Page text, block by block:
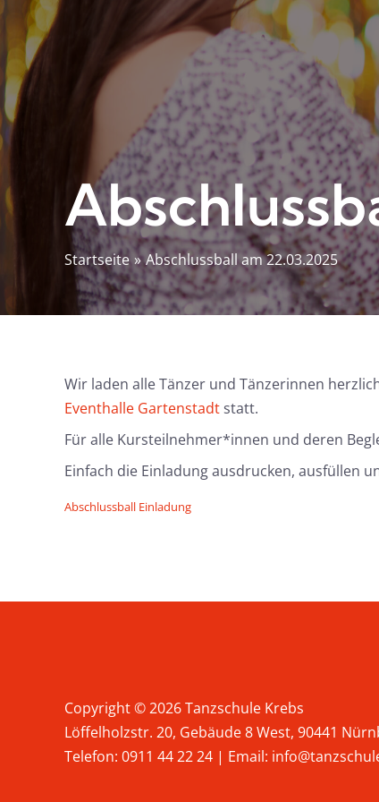
Startseite Abschlussball am 22.03.2025
Wir laden alle Tänzer und Tänzerinnen
Eventhalle Gartenstadt statt.
Für alle Kursteilnehmer*innen und deren
Einfach die Einladung ausdrucken, ausfüllen
Abschlussball Einladung
Copyright © 2026 Tanzschule Krebs
Löffelholzstr. 20, Gebäude 8 West, 90441
Telefon: 0911 44 22 24 | Email: